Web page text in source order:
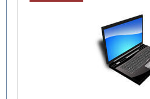
3,300万円
370万円
830万円